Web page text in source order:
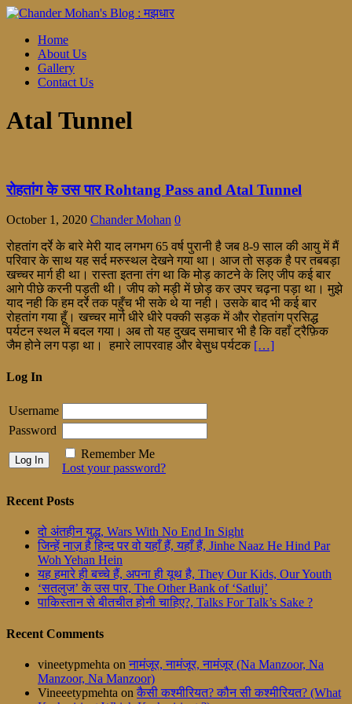
Home
About Us
Gallery
Contact Us
Atal Tunnel
रोहतांग के उस पार Rohtang Pass and Atal Tunnel
October 1, 2020 Chander Mohan 0
रोहतांग दर्रे के बारे मेरी याद लगभग 65 वर्ष पुरानी है जब 8-9 साल की आयु में मैं
परिवार के साथ यह सर्द मरुस्थल देखने गया था। आज तो सड़क है पर तबबड़ा
खच्चर मार्ग ही था। रास्ता इतना तंग था कि मोड़ काटने के लिए जीप कई बार
आगे पीछे करनी पड़ती थी। जीप को मड़ी में छोड़ कर उपर चढ़ना पड़ा था। मुझे
याद नही कि हम दर्रे तक पहुँच भी सके थे या नही। उसके बाद भी कई बार
रोहतांग गया हूँ। खच्चर मार्ग धीरे धीरे पक्की सड़क में और रोहतांग प्रसिद्ध
पर्यटन स्थल में बदल गया। अब तो यह दुखद समाचार भी है कि वहाँ ट्रैफ़िक
जैम होने लग पड़ा था। हमारे लापरवाह और बेसुध पर्यटक […]
Log In
Username
Password
Remember Me
Lost your password?
Recent Posts
दो अंतहीन युद्ध, Wars With No End In Sight
जिन्हें नाज़ है हिन्द पर वो यहाँ हैं, यहाँ हैं, Jinhe Naaz He Hind Par
Woh Yehan Hein
यह हमारे ही बच्चे हैं, अपना ही यूथ है, They Our Kids, Our Youth
‘सतलुज’ के उस पार, The Other Bank of ‘Satluj’
पाकिस्तान से बीतचीत होनी चाहिए?, Talks For Talk’s Sake ?
Recent Comments
vineetypmehta on नामंजूर, नामंजूर, नामंजूर (Na Manzoor, Na
Manzoor, Na Manzoor)
Vineeetypmehta on कैसी कश्मीरियत? कौन सी कश्मीरियत? (What